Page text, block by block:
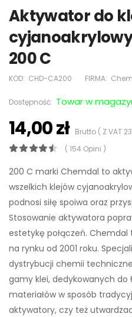
Aktywator do
200 C
KOD: CHD-CA200 FIRMA:
Dostępność: Towar w
14,00 złBrutto ( Z VAT
( 154 Opini )
200 C marki Chemdal to
wszelkich klejów
podnosi siłę spoiwa oraz
Stosowanie aktywatora
estetykę połączeń.
na rynku od 2001 roku.
dystrybucji chemii
gamy klei, dedykowanych do
materiałów w sposób
aktywatory, czy też